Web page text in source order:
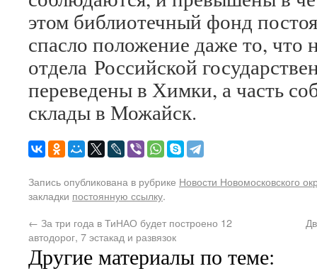
этом библиотечный фонд
спасло положение даже то, что
отдела Российской
переведены в Химки, а часть
склады в Можайск.
Запись опубликована в рубрике Новости Новомосковского
закладки постоянную ссылку.
← За три года в ТиНАО будет построено 12
автодорог, 7 эстакад и развязок
Другие материалы по теме: